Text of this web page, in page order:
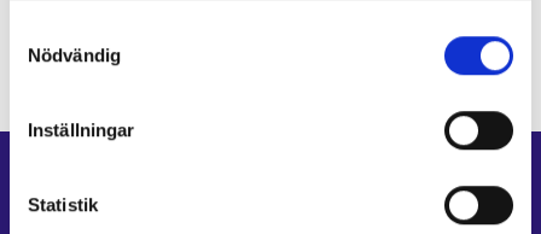
Cookies
Nödvändig
Inställningar
Statistik